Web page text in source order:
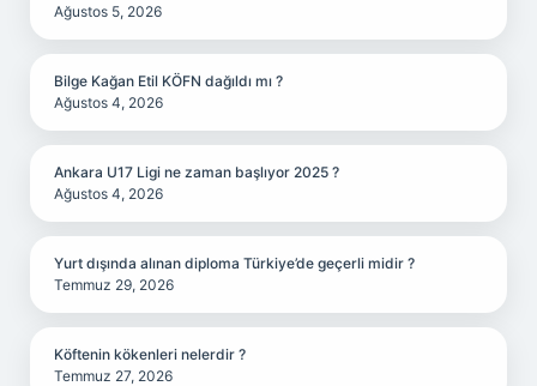
Ağustos 5, 2026
Bilge Kağan Etil KÖFN dağıldı mı ?
Ağustos 4, 2026
Ankara U17 Ligi ne zaman başlıyor 2025 ?
Ağustos 4, 2026
Yurt dışında alınan diploma Türkiye’de geçerli midir ?
Temmuz 29, 2026
Köftenin kökenleri nelerdir ?
Temmuz 27, 2026